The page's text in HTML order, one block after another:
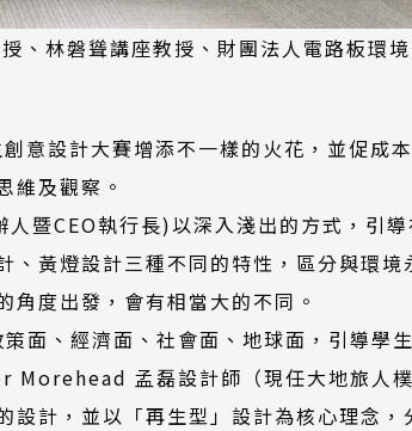
、林磐聳講座教授、財團法人電路板環
意設計大賽增添不一樣的火花，並促成
維及觀察。
暨CEO執行長)以深入淺出的方式，引導
黃燈設計三種不同的特性，區分與環境
度出發，會有相當大的不同。
面、經濟面、社會面、地球面，引導學
Morehead 孟磊設計師（現任大地旅人
計，並以「再生型」設計為核心理念，